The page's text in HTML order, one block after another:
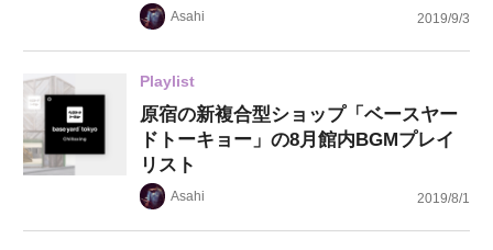
Asahi 2019/9/3
Playlist
原宿の新複合型ショップ「ベースヤー
ドトーキョー」の8月館内BGMプレイ
リスト
Asahi 2019/8/1